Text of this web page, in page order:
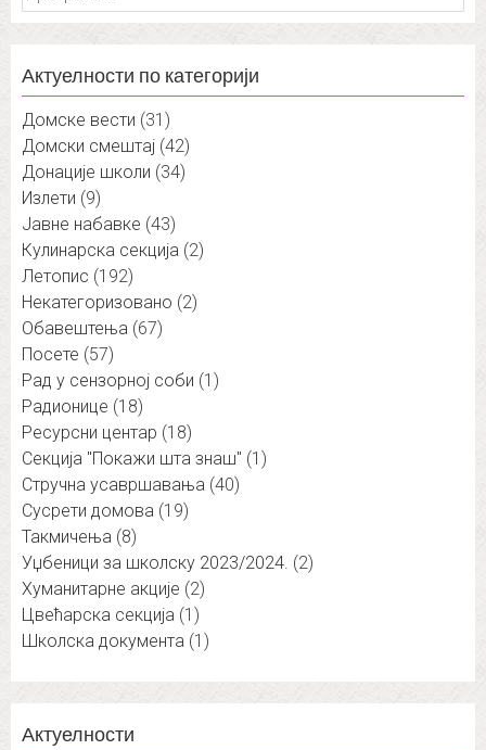
за:
Актуелности по категорији
Домске вести (31)
Домски смештај (42)
Донације школи (34)
Излети (9)
Јавне набавке (43)
Кулинарска секција (2)
Летопис (192)
Некатегоризовано (2)
Обавештења (67)
Посете (57)
Рад у сензорној соби (1)
Радионице (18)
Ресурсни центар (18)
Секција "Покажи шта знаш" (1)
Стручна усавршавања (40)
Сусрети домова (19)
Такмичења (8)
Уџбеници за школску 2023/2024. (2)
Хуманитарне акције (2)
Цвећарска секција (1)
Школска документа (1)
Актуелности